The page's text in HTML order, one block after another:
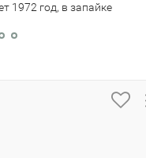
1972 год, в запайке